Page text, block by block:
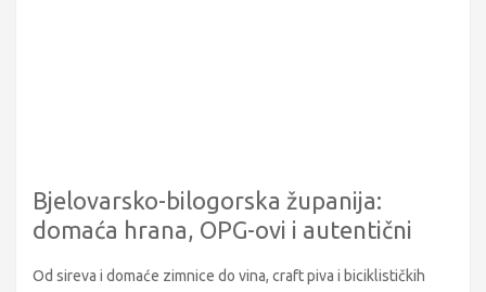
Bjelovarsko-bilogorska županija:
domaća hrana, OPG-ovi i autentični
Od sireva i domaće zimnice do vina, craft piva i biciklističkih